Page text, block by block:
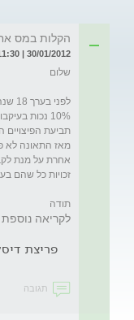
הקלות במס
30/01/2012 | 11:30 | מאת: משה
מאז התאונה לא
אחרת על מנת
תודה
לקריאה
פריצת
תגובה